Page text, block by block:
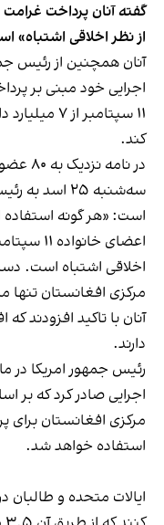
گفته آنان پرداخت
از نظر اخلاقی اشتباه»
آنان همچنین از رئیس
اجرایی خود مبنی بر
۱۱ سپتامبر
کند.
سه‌شنبه ۲۵
اعضای
اخلاقی اشتباه است.
مرکزی افغانستان
آنان با تاکید افزودند
دارند.
رئیس جمهور امریکا در
مرکزی افغانستان برای
استفاده خواهد شد.
ایالات متحده و طالبان